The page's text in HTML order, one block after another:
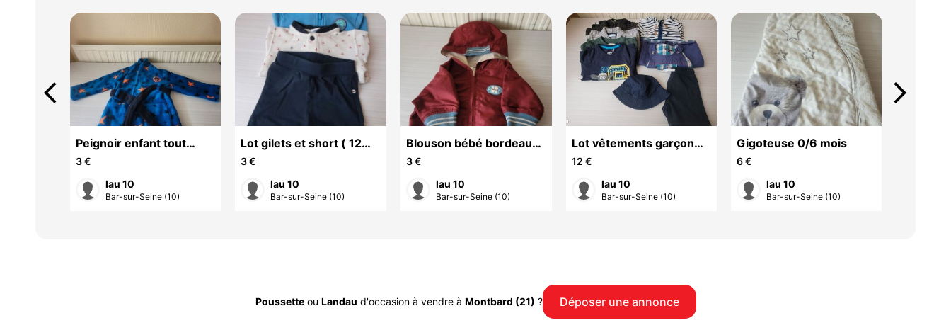
Peignoir enfant tout
doux ( 2 ans )
3 €
lau 10
Bar-sur-Seine (10)
Lot gilets et short ( 12
mois )
3 €
lau 10
Bar-sur-Seine (10)
Blouson bébé bordeaux
( 6 mois )
3 €
lau 10
Bar-sur-Seine (10)
Lot vêtements garçon
(24 mois)
12 €
lau 10
Bar-sur-Seine (10)
Gigoteuse 0/6 mois
6 €
lau 10
Bar-sur-Seine (10)
arrow_back_ios arrow_forward_ios
Poussetteou Landau d'occasion à vendre à Montbard (21) ? Déposer une annonce